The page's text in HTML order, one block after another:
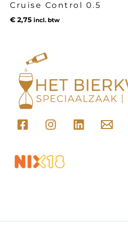
Cruise Control 0.5
€ 2,75 incl. btw